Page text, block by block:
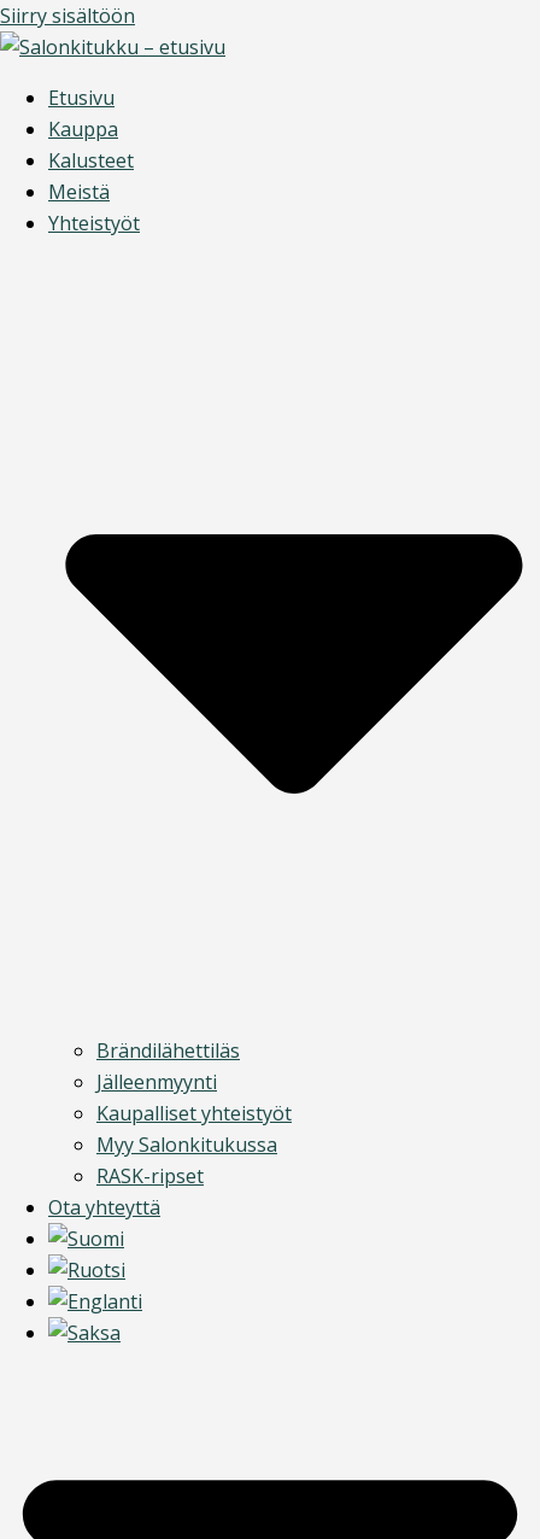
Siirry sisältöön
Etusivu
Kauppa
Kalusteet
Meistä
Yhteistyöt
Brändilähettiläs
Jälleenmyynti
Kaupalliset yhteistyöt
Myy Salonkitukussa
RASK-ripset
Ota yhteyttä